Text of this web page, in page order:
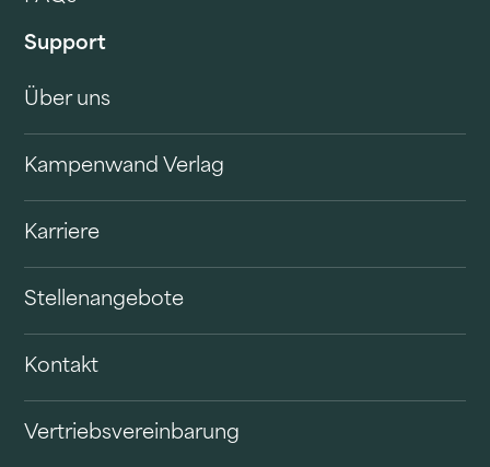
Support
Über uns
Kampenwand Verlag
Karriere
Stellenangebote
Kontakt
Vertriebsvereinbarung